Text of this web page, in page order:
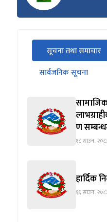
सीधा
पहिलो
ट्याबको
सूचना तथा समाचार
(सक्रिय
सार्वजनिक सूचना
सामाजिक
ण
१८ साउन,
हार्दिक
१६ साउन,